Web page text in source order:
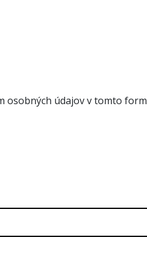
osobných údajov v tomto